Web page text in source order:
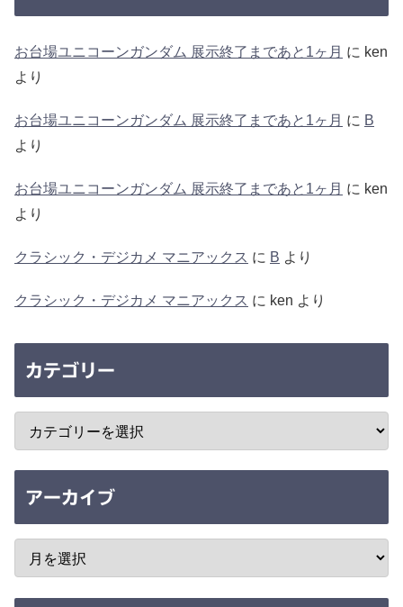
お台場ユニコーンガンダム 展示終了まであと1ヶ月 に ken
より
お台場ユニコーンガンダム 展示終了まであと1ヶ月 に B
より
お台場ユニコーンガンダム 展示終了まであと1ヶ月 に ken
より
クラシック・デジカメ マニアックス に B より
クラシック・デジカメ マニアックス に ken より
カテゴリー
アーカイブ